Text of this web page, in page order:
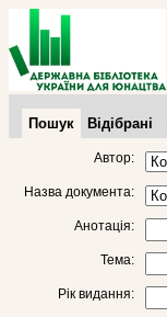
Пошук Відібрані
Автор:
Назва документа:
Анотація:
Тема:
Рік видання: